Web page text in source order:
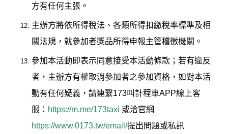
方有任何主張。
主辦方將依所得稅法、各類所得扣繳稅率標準及相
關法規，就參加者獎品所得申報主管稽徵機關。
參加本活動即表示同意接受本活動條款；若有違反
者，主辦方有權取消參加者之參加資格，如對本活
動有任何疑義，請連繫173叫計程車APP線上客
服： https://m.me/173taxi 或洽官網
https://www.0173.tw/email/提出問題或私訊